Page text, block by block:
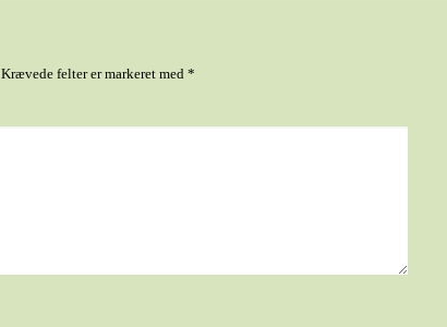
Krævede felter er markeret med *